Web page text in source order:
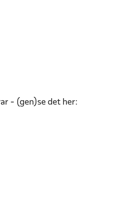
- (gen)se det her: